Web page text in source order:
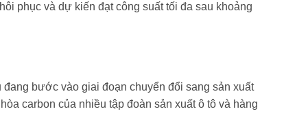
phục và dự kiến đạt công suất tối đa sau khoảng
bước vào giai đoạn chuyển đổi sang sản xuất
carbon của nhiều tập đoàn sản xuất ô tô và hàng